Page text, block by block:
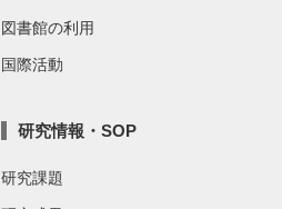
図書館の利用
国際活動
研究情報・SOP
研究課題